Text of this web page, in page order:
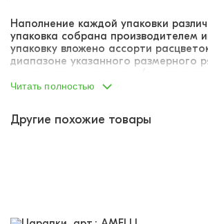
Наполнение каждой упаковки
упаковка собрана производителем
упаковку вложено ассорти
диапазоне указанного размерного
расцветок) указать не
Читать полностью
Другие похожие товары